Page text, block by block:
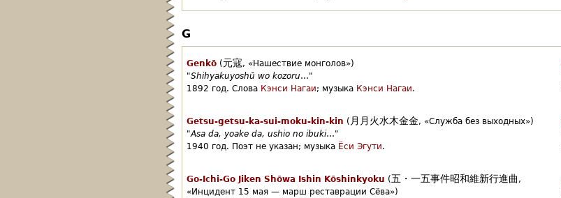
G
Genkō ( 元寇, «Нашествие монголов»)
"Shihyakuyoshū wo kozoru…"
1892 год. Слова Кэнси Нагаи; музыка Кэнси Нагаи.
Getsu-getsu-ka-sui-moku-kin-kin ( 月月火水木金金, «Служба без выходных»)
"Asa da, yoake da, ushio no ibuki…"
1940 год. Поэт не указан; музыка Ёси Эгути.
Go-Ichi-Go Jiken Shōwa Ishin Kōshinkyoku (五・一五事件昭和維新行進曲 ,
«Инцидент 15 мая — марш реставрации Сёва»)